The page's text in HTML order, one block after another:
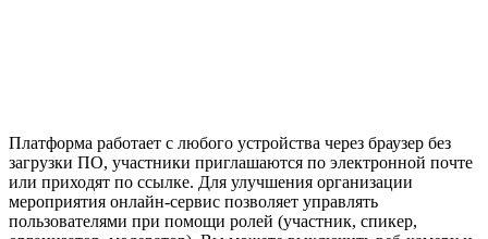
Платформа работает с любого устройства через браузер без
загрузки ПО, участники приглашаются по электронной почте
или приходят по ссылке. Для улучшения организации
мероприятия онлайн-сервис позволяет управлять
пользователями при помощи ролей (участник, спикер,